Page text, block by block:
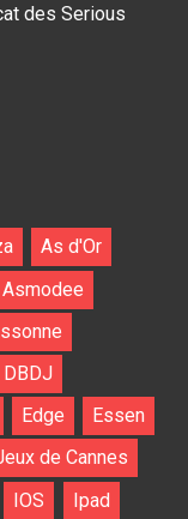
des Serious
As d'Or
Asmodee
DBDJ
Edge
Essen
de Cannes
IOS
Ipad